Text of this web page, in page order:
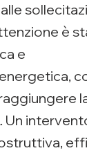
è
e
. Un